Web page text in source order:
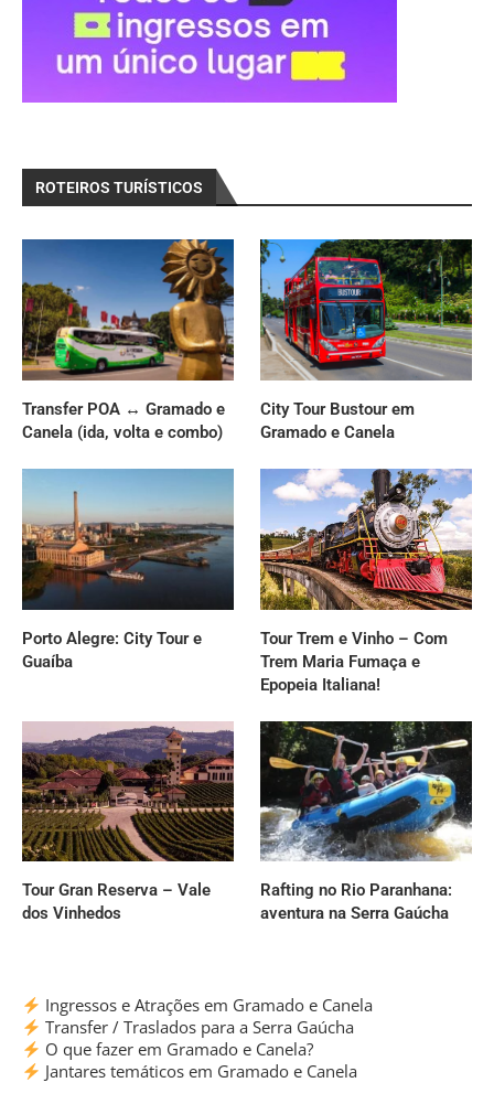
ROTEIROS TURÍSTICOS
Transfer POA ↔ Gramado e
Canela (ida, volta e combo)
City Tour Bustour em
Gramado e Canela
Porto Alegre: City Tour e
Guaíba
Tour Trem e Vinho – Com
Trem Maria Fumaça e
Epopeia Italiana!
Tour Gran Reserva – Vale
dos Vinhedos
Rafting no Rio Paranhana:
aventura na Serra Gaúcha
Ingressos e Atrações em Gramado e Canela
Transfer / Traslados para a Serra Gaúcha
O que fazer em Gramado e Canela?
Jantares temáticos em Gramado e Canela